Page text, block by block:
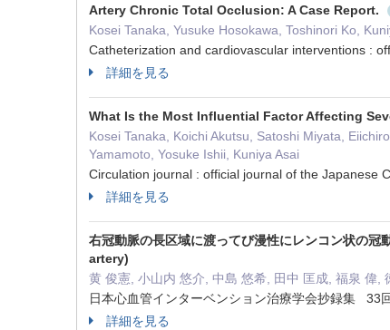
Artery Chronic Total Occlusion: A Case Report.
Kosei Tanaka, Yusuke Hosokawa, Toshinori Ko,
Catheterization and cardiovascular interventions :
詳細を見る
What Is the Most Influential Factor Affecting
Kosei Tanaka, Koichi Akutsu, Satoshi Miyata,
Yamamoto, Yosuke Ishii, Kuniya Asai
Circulation journal : official journal of the Japanese
詳細を見る
右冠動脈の長区域に渡ってび漫性にレンコン状
artery)
黄 俊憲, 小山内 悠介, 中島 悠希, 田中 匡成, 福泉 偉,
日本心血管インターベンション治療学会抄録集
詳細を見る